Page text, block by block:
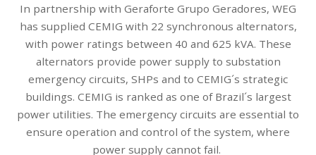
In partnership with Geraforte Grupo Geradores, WEG
has supplied CEMIG with 22 synchronous alternators,
with power ratings between 40 and 625 kVA. These
alternators provide power supply to substation
emergency circuits, SHPs and to CEMIG´s strategic
buildings. CEMIG is ranked as one of Brazil´s largest
power utilities. The emergency circuits are essential to
ensure operation and control of the system, where
power supply cannot fail.